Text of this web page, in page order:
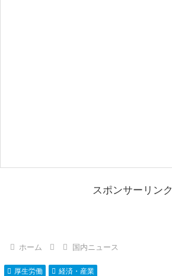
スポンサーリンク
ホーム 国内ニュース
厚生労働 経済・産業